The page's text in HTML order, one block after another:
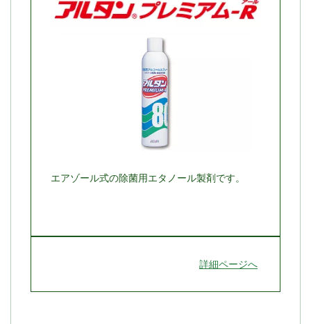
エアゾール式の除菌用エタノール製剤です。
詳細ページへ